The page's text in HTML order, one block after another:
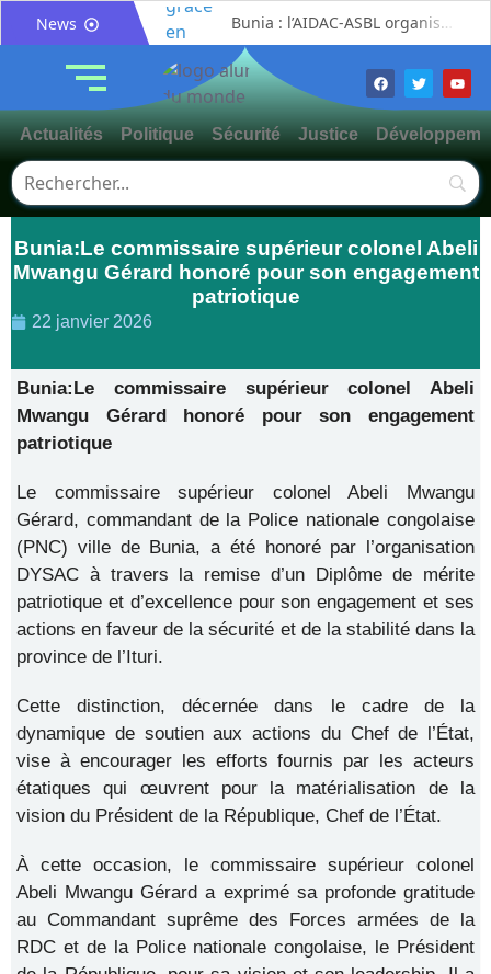
News
Bunia : l’AIDAC-ASBL organise une prière d’action de grâce en l’honneur des finalistes musulmans admis à l’Examen d’État édition 2026
Bunia : des jeunes sensibilisés à la masculinité positive pour lutter contre les violences basées sur le genre
Ituri / Riposte contre Ebola : World Vision forme 50 leaders religieux à Bunia pour transformer la foi en actions contre Ebola
Nord-Kivu : la MONUSCO évacue deux rescapés d’un crash aérien et rapatrie le corps d’une victime à Beni
Mahagi : ASADS Asbl et IEDA Relief sensibilisent la population de Djupabook-Yima contre les violences basées sur le genre
Mahagi:Me Mokili Mungunuti David salue le déploiement de Mont Gabaon et appelle à une identification concertée des axes à asphalter
Actualités Politique Sécurité Justice
Bunia:Le commissaire supérieur colonel Abeli
Mwangu Gérard honoré pour son engagement
patriotique
22 janvier 2026
Bunia:Le commissaire supérieur colonel Abeli
Mwangu Gérard honoré pour son engagement
patriotique
Le commissaire supérieur colonel Abeli Mwangu
Gérard, commandant de la Police nationale congolaise
(PNC) ville de Bunia, a été honoré par l’organisation
DYSAC à travers la remise d’un Diplôme de mérite
patriotique et d’excellence pour son engagement et ses
actions en faveur de la sécurité et de la stabilité dans la
province de l’Ituri.
Cette distinction, décernée dans le cadre de la
dynamique de soutien aux actions du Chef de l’État,
vise à encourager les efforts fournis par les acteurs
étatiques qui œuvrent pour la matérialisation de la
vision du Président de la République, Chef de l’État.
À cette occasion, le commissaire supérieur colonel
Abeli Mwangu Gérard a exprimé sa profonde gratitude
au Commandant suprême des Forces armées de la
RDC et de la Police nationale congolaise, le Président